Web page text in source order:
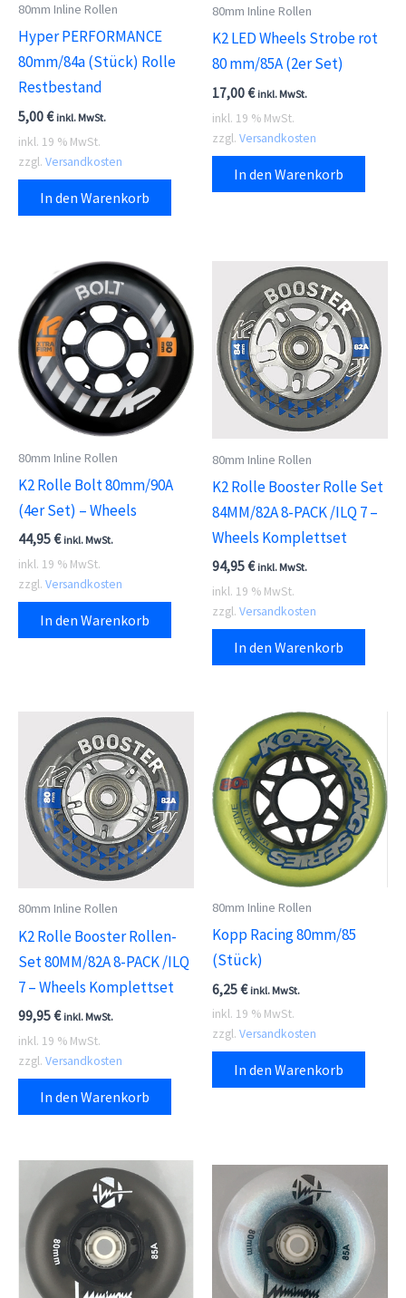
80mm Inline Rollen
Hyper PERFORMANCE
80mm/84a (Stück) Rolle
Restbestand
5,00€ inkl. MwSt.
inkl. 19 % MwSt.
zzgl. Versandkosten
In den Warenkorb
80mm Inline Rollen
K2 LED Wheels Strobe rot
80 mm/85A (2er Set)
17,00€ inkl. MwSt.
inkl. 19 % MwSt.
zzgl. Versandkosten
In den Warenkorb
80mm Inline Rollen
K2 Rolle Bolt 80mm/90A
(4er Set) – Wheels
44,95€ inkl. MwSt.
inkl. 19 % MwSt.
zzgl. Versandkosten
In den Warenkorb
80mm Inline Rollen
K2 Rolle Booster Rolle Set
84MM/82A 8-PACK /ILQ 7 –
Wheels Komplettset
94,95€ inkl. MwSt.
inkl. 19 % MwSt.
zzgl. Versandkosten
In den Warenkorb
80mm Inline Rollen
K2 Rolle Booster Rollen-
Set 80MM/82A 8-PACK /ILQ
7 – Wheels Komplettset
99,95€ inkl. MwSt.
inkl. 19 % MwSt.
zzgl. Versandkosten
In den Warenkorb
80mm Inline Rollen
Kopp Racing 80mm/85
(Stück)
6,25€ inkl. MwSt.
inkl. 19 % MwSt.
zzgl. Versandkosten
In den Warenkorb